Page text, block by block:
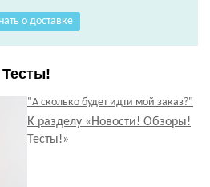
о доставке
"А сколько будет идти мой заказ?"
К разделу «Новости! Обзоры!
Тесты!»